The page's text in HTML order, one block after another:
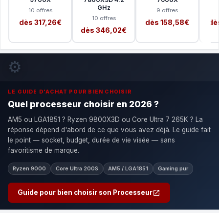
10 offres
dès 317,26€
GHz
10 offres
dès 346,02€
9 offres
dès 158,58€
⚙️
LE GUIDE D'ACHAT POUR BIEN CHOISIR
Quel processeur choisir en 2026 ?
AM5 ou LGA1851 ? Ryzen 9800X3D ou Core Ultra 7 265K ? La
réponse dépend d'abord de ce que vous avez déjà. Le guide fait
le point — socket, budget, durée de vie visée — sans
favoritisme de marque.
Ryzen 9000 Core Ultra 200S AM5 / LGA1851 Gaming pur
Guide pour bien choisir son Processeur